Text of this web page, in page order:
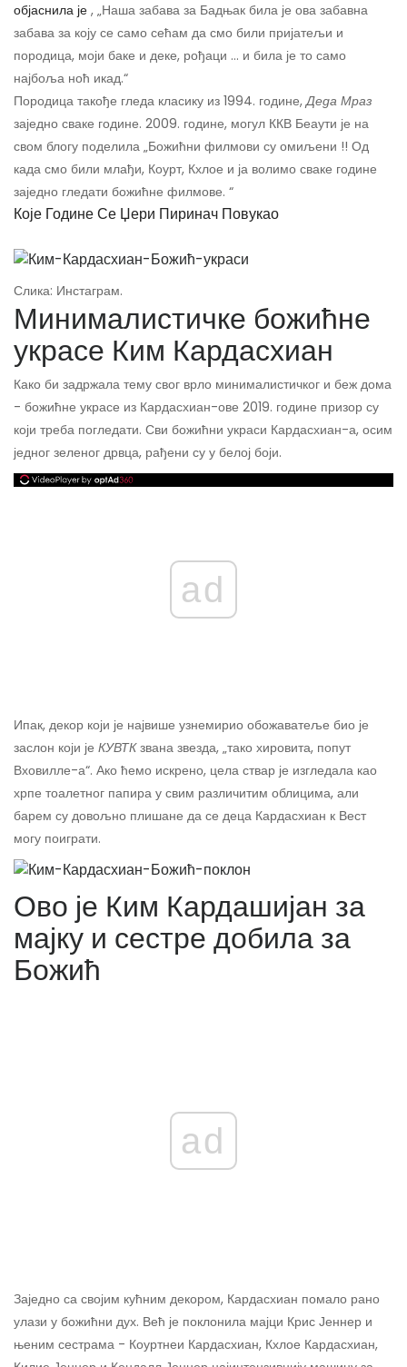
објаснила је , „Наша забава за Бадњак била је ова забавна
забава за коју се само сећам да смо били пријатељи и
породица, моји баке и деке, рођаци ... и била је то само
најбоља ноћ икад.“
Породица такође гледа класику из 1994. године,Деда Мраз
заједно сваке године. 2009. године, могул ККВ Беаути је на
свом блогу поделила „Божићни филмови су омиљени !! Од
када смо били млађи, Коурт, Кхлое и ја волимо сваке године
заједно гледати божићне филмове. “
Које Године Се Џери Пиринач Повукао
Слика: Инстаграм.
Минималистичке божићне
украсе Ким Кардасхиан
Како би задржала тему свог врло минималистичког и беж дома
- божићне украсе из Кардасхиан-ове 2019. године призор су
који треба погледати. Сви божићни украси Кардасхиан-а, осим
једног зеленог дрвца, рађени су у белој боји.
ad
Ипак, декор који је највише узнемирио обожаватеље био је
заслон који је КУВТКзвана звезда, „тако хировита, попут
Вховилле-а“. Ако ћемо искрено, цела ствар је изгледала као
хрпе тоалетног папира у свим различитим облицима, али
барем су довољно плишане да се деца Кардасхиан к Вест
могу поиграти.
Ово је Ким Кардашијан за
мајку и сестре добила за
Божић
ad
Заједно са својим кућним декором, Кардасхиан помало рано
улази у божићни дух. Већ је поклонила мајци Крис Јеннер и
њеним сестрама - Коуртнеи Кардасхиан, Кхлое Кардасхиан,